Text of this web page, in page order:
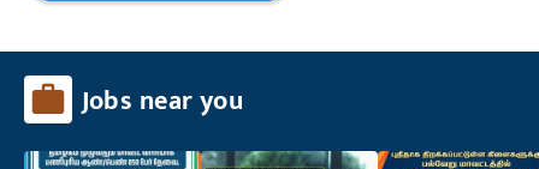
Jobs near you